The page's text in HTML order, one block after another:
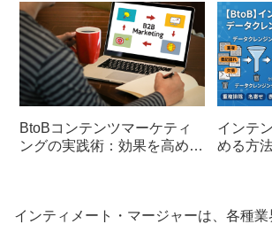
BtoBコンテンツマーケティ
ングの実践術：効果を高める
インテ
める方
インティメート・マージャーは、各種